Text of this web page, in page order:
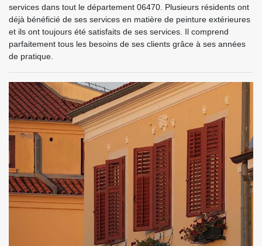
services dans tout le département 06470. Plusieurs résidents ont
déjà bénéficié de ses services en matière de peinture extérieures
et ils ont toujours été satisfaits de ses services. Il comprend
parfaitement tous les besoins de ses clients grâce à ses années
de pratique.